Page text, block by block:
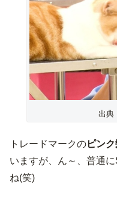
出典
トレードマークのピン
いますが、ん～、普通
ね(笑)